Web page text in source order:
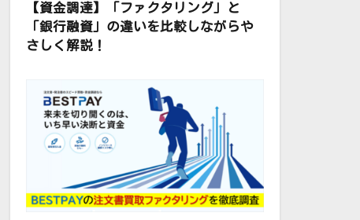
【資金調達】「ファクタリング」と
「銀行融資」の違いを比較しながらや
さしく解説！